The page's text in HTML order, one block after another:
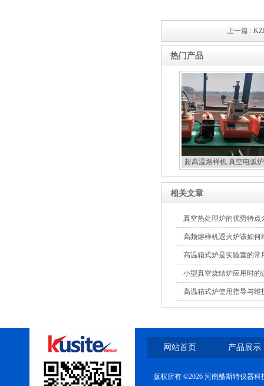
上一篇 :
热门产品
超高温熔样机 真空电弧
相关文章
真空热处理炉的优势特点
高频熔样机退火炉该如何
高温箱式炉是实验室的常
小型真空烧结炉应用时的
高温箱式炉使用指导与维
网站首页 产品展示
版权所有 ©2026 河南酷斯特仪器